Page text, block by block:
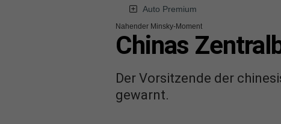
Auto Premium
Nahender Minsky-Moment
Chinas
Der Vorsitzende der
gewarnt.